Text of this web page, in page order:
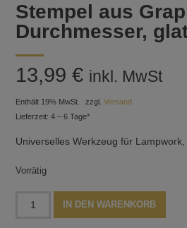
Stempel aus
Durchmesser,
13,99€ inkl. MwSt
Enthält 19% MwSt. zzgl.Versand
Lieferzeit: 4 – 6 Tage*
Universelles Werkzeug für
Vorrätig
IN DEN WARENKORB